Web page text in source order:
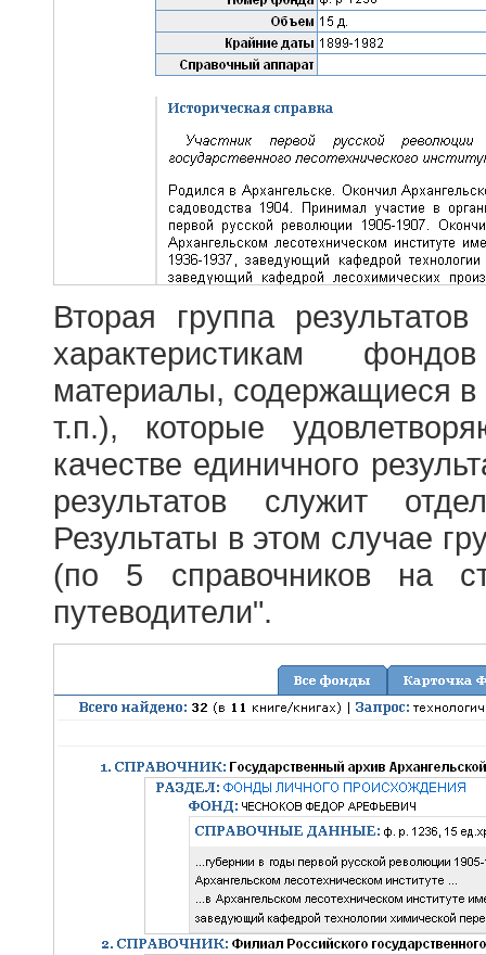
Вторая группа
характеристикам
материалы, содержащиеся в
т.п.), которые
качестве единичного
результатов служит
Результаты в этом случае
(по 5 справочников на
путеводители".